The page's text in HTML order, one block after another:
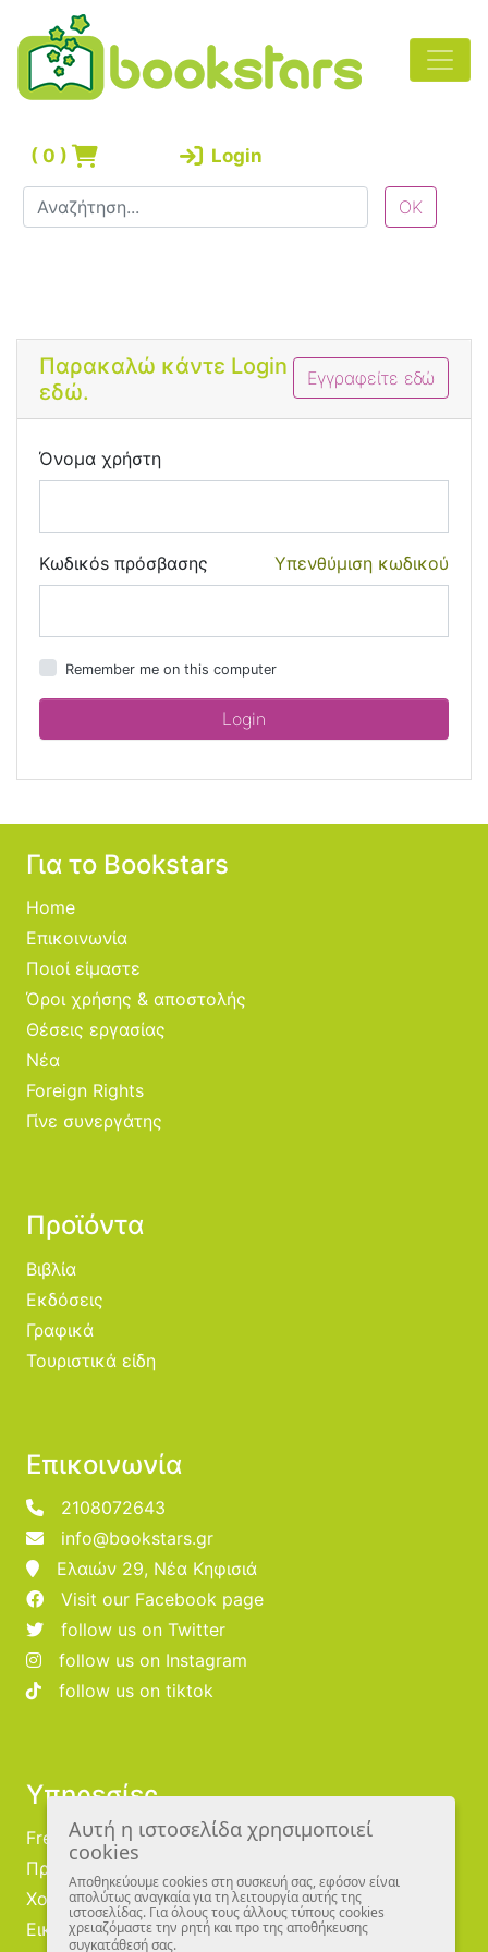
( 0 ) Login
Εγγραφείτε εδώ
Παρακαλώ κάντε Login
εδώ.
Όνομα χρήστη
Υπενθύμιση κωδικού
Κωδικόs πρόσβασης
Remember me on this computer
Για το Bookstars
Home
Επικοινωνία
Ποιοί είμαστε
Όροι χρήσης & αποστολής
Θέσεις εργασίας
Νέα
Foreign Rights
Γίνε συνεργάτης
Προϊόντα
Βιβλία
Εκδόσεις
Γραφικά
Τουριστικά είδη
Επικοινωνία
2108072643
info@bookstars.gr
Ελαιών 29, Νέα Κηφισιά
Visit our Facebook page
follow us on Twitter
follow us on Instagram
follow us on tiktok
Υπηρεσίες
Free Publishing
Προμηθευτές
Χονδρική
Εικονογράφοι
Αυτή η ιστοσελίδα χρησιμοποιεί
cookies
Αποθηκεύουμε cookies στη συσκευή σας, εφόσον είναι
απολύτως αναγκαία για τη λειτουργία αυτής της
ιστοσελίδας. Για όλους τους άλλους τύπους cookies
χρειαζόμαστε την ρητή και προ της αποθήκευσης
συγκατάθεσή σας.